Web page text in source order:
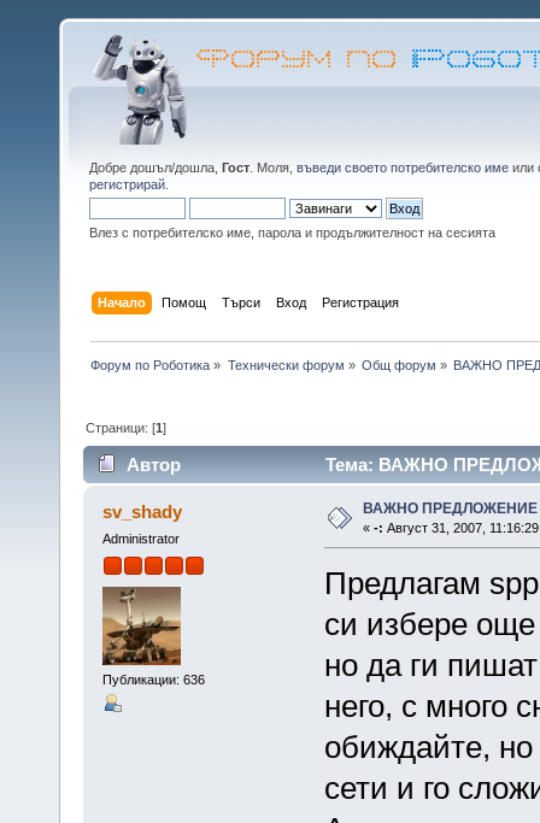
Добре дошъл/дошла, Гост . Моля, въведи своето потребителско име или
регистрирай
Влез с потребителско име, парола и продължителност на сесията
Начало Помощ Търси Вход Регистрация
Форум по Роботика » Технически форум » Общ форум » ВАЖНО
Страници: [1]
Автор Тема: ВАЖНО
sv_shady
Administrator
Публикации: 636
ВАЖНО ПРЕДЛОЖЕНИЕ
« -: Август 31, 2007,
Предлагам
си избере
но да ги
него, с много
обиждайте, но
сети и го